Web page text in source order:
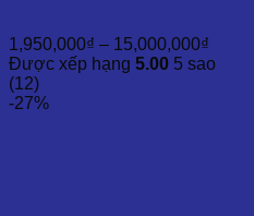
1,950,000₫ – 15,000,000₫
giá:
Được xếp hạng 5.00 5 sao
(12)
-27%